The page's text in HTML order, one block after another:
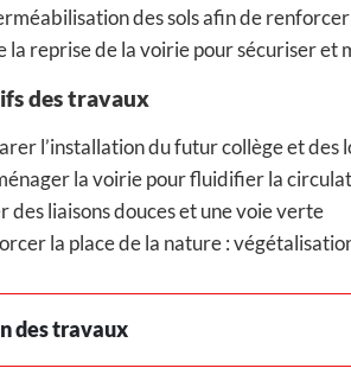
des sols afin de
la reprise de la voirie pour sécuriser et
des travaux
l’installation du futur collège et des
la voirie pour fluidifier la
des liaisons douces et une voie verte
la place de la nature :
des travaux